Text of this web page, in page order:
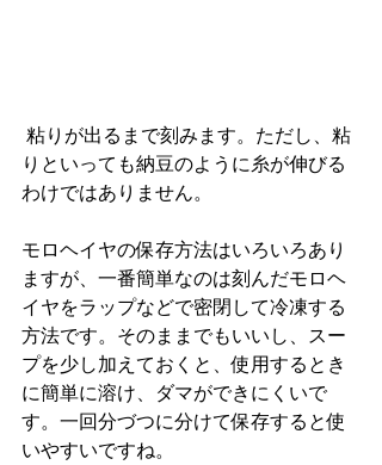
粘りが出るまで刻みます。ただし、粘
りといっても納豆のように糸が伸びる
わけではありません。
モロヘイヤの保存方法はいろいろあり
ますが、一番簡単なのは刻んだモロヘ
イヤをラップなどで密閉して冷凍する
方法です。そのままでもいいし、スー
プを少し加えておくと、使用するとき
に簡単に溶け、ダマができにくいで
す。一回分づつに分けて保存すると使
いやすいですね。